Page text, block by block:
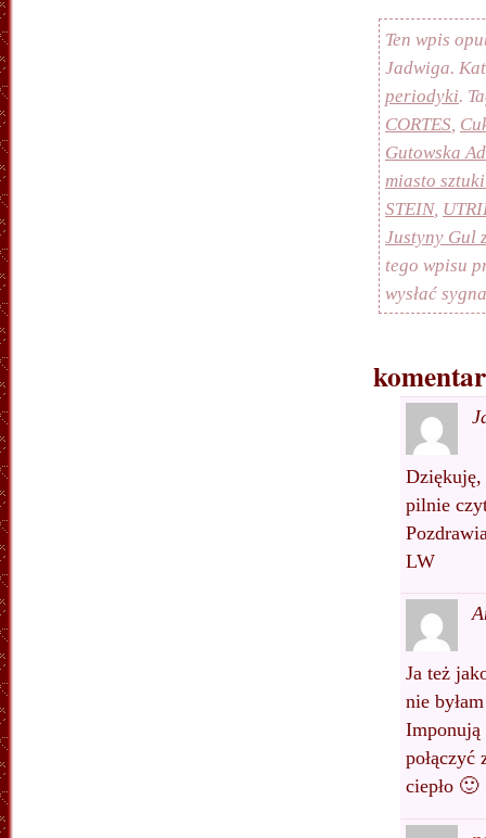
Ten wpis
Jadwiga.
periodyki.
CORTES
Gutowska
miasto
STEIN,
Justyny Gul
tego wpisu
wysłać
Dziękuję,
pilnie
LW
Ja też
nie
Imponują
połączyć
ciepło 🙂